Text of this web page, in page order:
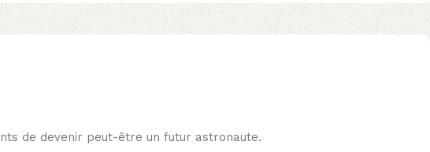
de devenir peut-être un futur astronaute.